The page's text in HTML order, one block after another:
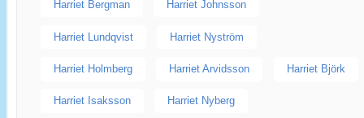
Harriet Bergman Harriet Johnsson
Harriet Lundqvist Harriet Nyström
Harriet Holmberg Harriet Arvidsson Harriet Björk
Harriet Isaksson Harriet Nyberg